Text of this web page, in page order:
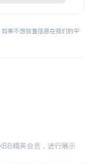
如果不想放置信息在我们的平
精英会员，进行展示